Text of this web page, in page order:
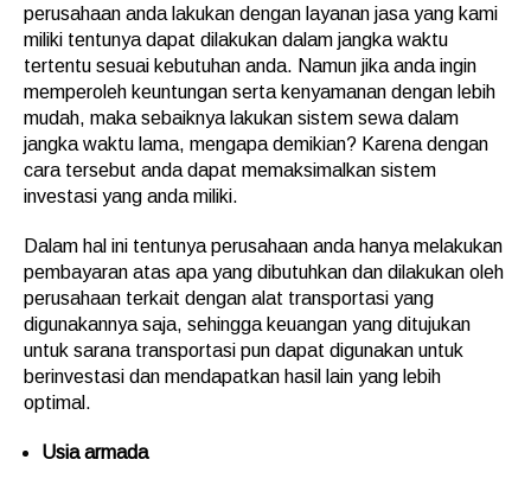
perusahaan anda lakukan dengan layanan jasa yang kami
miliki tentunya dapat dilakukan dalam jangka waktu
tertentu sesuai kebutuhan anda. Namun jika anda ingin
memperoleh keuntungan serta kenyamanan dengan lebih
mudah, maka sebaiknya lakukan sistem sewa dalam
jangka waktu lama, mengapa demikian? Karena dengan
cara tersebut anda dapat memaksimalkan sistem
investasi yang anda miliki.
Dalam hal ini tentunya perusahaan anda hanya melakukan
pembayaran atas apa yang dibutuhkan dan dilakukan oleh
perusahaan terkait dengan alat transportasi yang
digunakannya saja, sehingga keuangan yang ditujukan
untuk sarana transportasi pun dapat digunakan untuk
berinvestasi dan mendapatkan hasil lain yang lebih
optimal.
Usia armada